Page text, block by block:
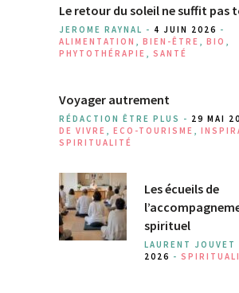
Le retour du soleil ne suffit pas
JEROME RAYNAL - 4 JUIN 2026 -
ALIMENTATION , BIEN-ÊTRE , BIO ,
PHYTOTHÉRAPIE , SANTÉ
Voyager autrement
RÉDACTION ÊTRE PLUS - 29 MAI
DE VIVRE , ECO-TOURISME ,
SPIRITUALITÉ
Les écueils de
spirituel
LAURENT JOUVET
2026 -